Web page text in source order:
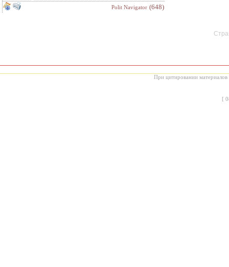
Polit Navigator (648)
При цитировании материалов
[